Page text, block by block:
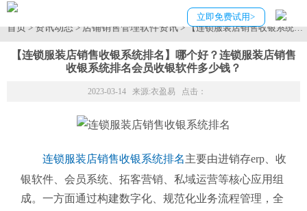
立即免费试用>
首页>资讯动态>店铺销售管理软件资讯> 【连锁服装店销售收银系统排
【连锁服装店销售收银系统排名】哪个好？连锁服装店销售
收银系统排名会员收银软件多少钱？
2023-03-14 来源:衣盈易 点击：
连锁服装店销售收银系统排名主要由进销存erp、收
银软件、会员系统、拓客营销、私域运营等核心应用组
成。一方面通过构建数字化、规范化业务流程管理，全